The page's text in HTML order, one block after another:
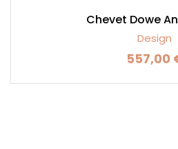
Chevet Dowe
Design
Prix
557,00